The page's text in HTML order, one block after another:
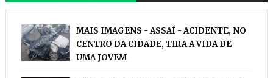
MAIS IMAGENS - ASSAÍ - ACIDENTE, NO
CENTRO DA CIDADE, TIRA A VIDA DE
UMA JOVEM